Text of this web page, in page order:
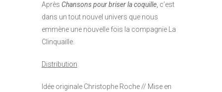
Après Chansons pour briser la coquille, c’est
dans un tout nouvel univers que nous
emmène une nouvelle fois la compagnie La
Clinquaille.
Distribution
Idée originale Christophe Roche // Mise en